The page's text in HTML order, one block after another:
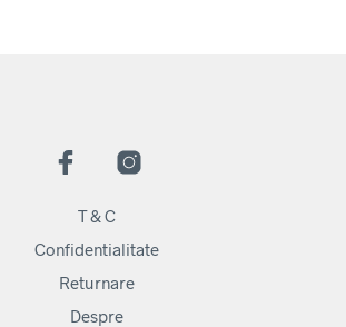
T & C
Confidentialitate
Returnare
Despre